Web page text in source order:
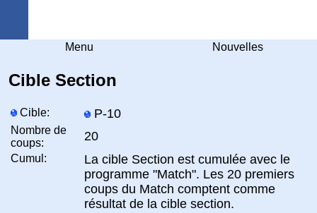
Menu Nouvelles
Cible Section
Cible: P-10
Nombre de
coups:
20
Cumul:
La cible Section est cumulée avec le
programme "Match". Les 20 premiers
coups du Match comptent comme
résultat de la cible section.